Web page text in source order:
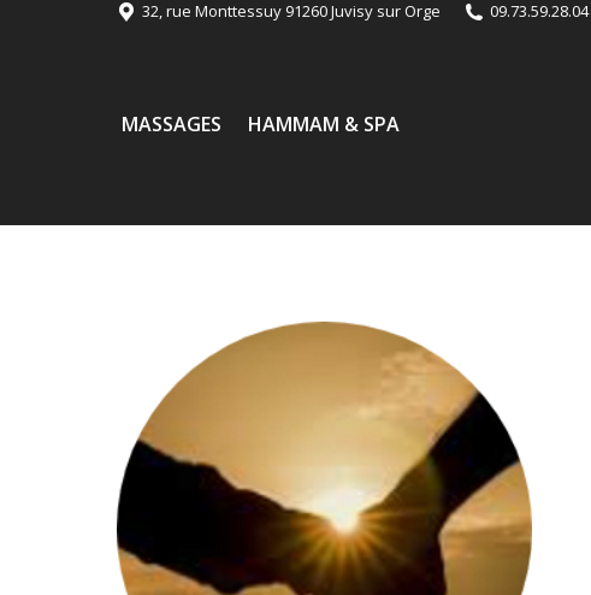
32, rue Monttessuy 91260 Juvisy sur Orge 09.73.59.28.04
MASSAGES HAMMAM & SPA